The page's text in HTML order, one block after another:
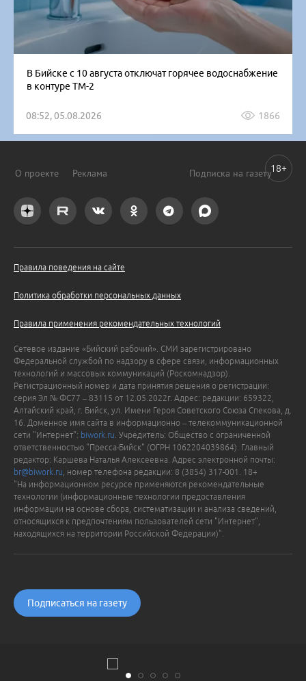
В Бийске с 10 августа отключат горячее водоснабжение
в контуре ТМ-2
08:52, 05.08.2026 1866
О проекте Реклама Подписка на газету
Правила поведения на сайте
Политика обработки персональных данных
Правила применения рекомендательных технологий
Сетевое издание «Бийский рабочий». СМИ зарегистрировано
Федеральной службой по надзору в сфере связи, информационных
технологий и массовых коммуникаций (Роскомнадзор).
Регистрационный номер и дата принятия решения о регистрации:
серия Эл № ФС77 – 83115 от 12.05.2022г. Адрес: редакции: 659322,
Алтайский край, г. Бийск, ул. Имени Героя Советского Союза Спекова, д.
16. Доменное имя сайта в информационно – телекоммуникационной
сети "Интернет": biwork.ru . Учредитель: Общество с ограниченной
ответственностью "Пресса-Бийск" (ОГРН 1062204039864). Главный
редактор: Каршева Наталья Алексеевна. Адрес электронной почты:
br@biwork.ru , номер телефона редакции: 8 (3854) 317-001. 18+
"На информационном ресурсе применяются рекомендательные
технологии (информационные технологии предоставления
информации на основе сбора, систематизации и анализа сведений,
относящихся к предпочтениям пользователей сети "Интернет",
находящихся на территории Российской Федерации)".
Подписаться на газету
18+